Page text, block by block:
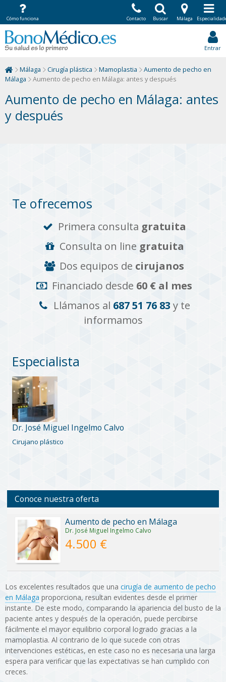
Entrar
Málaga Cirugía plástica Mamoplastia
Aumento de pecho en
Málaga
Aumento de pecho en Málaga: antes y después
Aumento de pecho en Málaga: antes
y después
Te ofrecemos
Primera consulta gratuita
Consulta on line gratuita
Dos equipos de cirujanos
Financiado desde 60 € al mes
Llámanos al 687 51 76 83 y te
informamos
Especialista
Dr. José Miguel Ingelmo Calvo
Cirujano plástico
Conoce nuestra oferta
Aumento de pecho en Málaga
Dr. José Miguel Ingelmo Calvo
4.500 €
Los excelentes resultados que una cirugía de aumento de pecho
en Málaga proporciona, resultan evidentes desde el primer
instante. De este modo, comparando la apariencia del busto de la
paciente antes y después de la operación, puede percibirse
fácilmente el mayor equilibrio corporal logrado gracias a la
mamoplastia. Al contrario de lo que sucede con otras
intervenciones estéticas, en este caso no es necesaria una larga
espera para verificar que las expectativas se han cumplido con
creces.
Cómo funciona Contacto Buscar Málaga